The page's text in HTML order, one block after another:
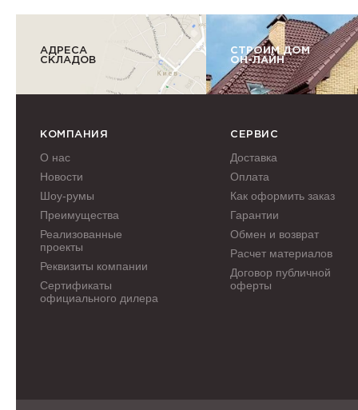
АДРЕСА
СКЛАДОВ
СТРОИМ ДОМ
ОН-ЛАЙН
КОМПАНИЯ
О нас
Новости
Шоу-румы
Преимущества
Реализованные
проекты
Реквизиты компании
Сертификаты
официального дилера
СЕРВИС
Доставка
Оплата
Как оформить заказ
Гарантии
Обмен и возврат
Расчет материалов
Договор публичной
оферты